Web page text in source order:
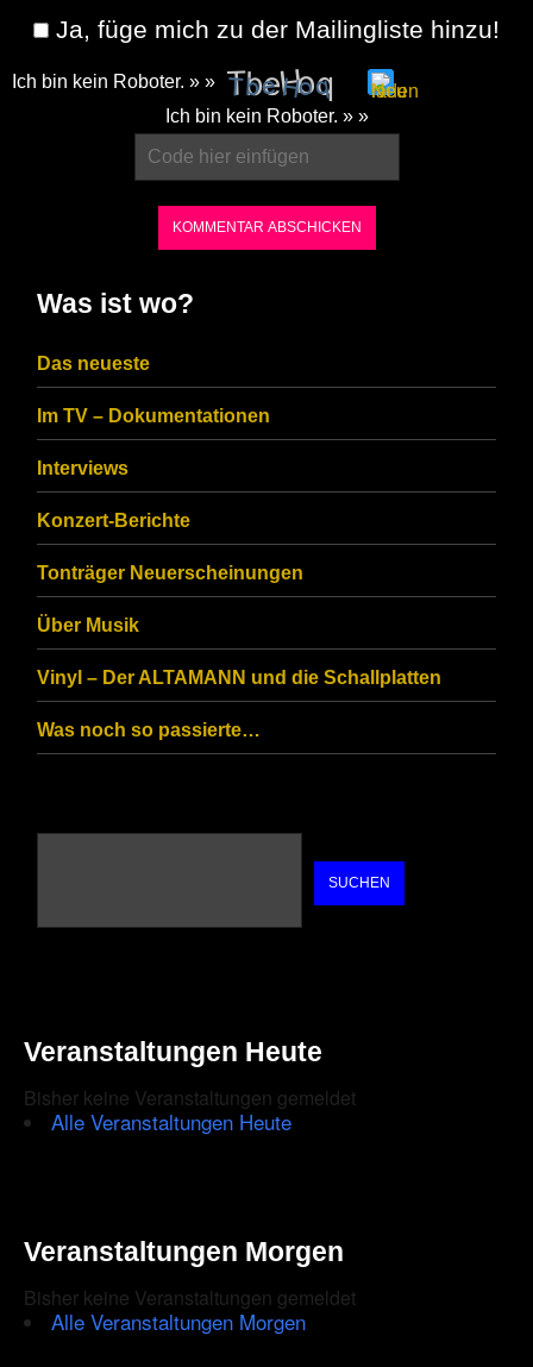
Ja, füge mich zu der Mailingliste hinzu!
Ich bin kein Roboter. » »
CAPTCHA
ensure
that
you
are
human.
Ich bin kein Roboter. » »
Was ist wo?
Das neueste
Im TV – Dokumentationen
Interviews
Konzert-Berichte
Tonträger Neuerscheinungen
Über Musik
Vinyl – Der ALTAMANN und die Schallplatten
Was noch so passierte…
SUCHEN
Veranstaltungen Heute
Bisher keine Veranstaltungen gemeldet
Alle Veranstaltungen Heute
Veranstaltungen Morgen
Bisher keine Veranstaltungen gemeldet
Alle Veranstaltungen Morgen